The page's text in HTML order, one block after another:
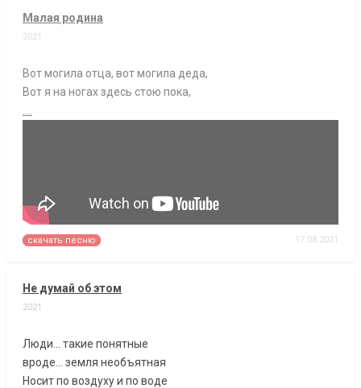
Малая родина
2021
Вот могила отца, вот могила деда,
Вот я на ногах здесь стою пока,
скачать песню 17.08.2021
Не думай об этом
2021
Люди... такие понятные
вроде... земля необъятная
Носит по воздуху и по воде